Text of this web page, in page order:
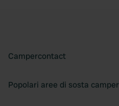
Campercontact
Popolari aree di sosta camper